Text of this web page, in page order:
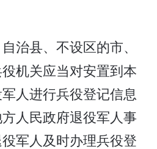
治县、不设区的市、
机关应当对安置到本
人进行兵役登记信息
人民政府退役军人事
军人及时办理兵役登